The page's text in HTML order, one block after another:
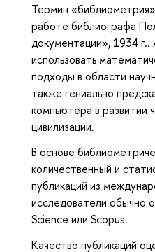
Термин
работе библиографа
документации», 1934
использовать
подходы в области
также гениально
компьютера в развитии
цивилизации.
В основе
количественный и
публикаций из
исследователи обычно
Science или Scopus.
Качество публикаций